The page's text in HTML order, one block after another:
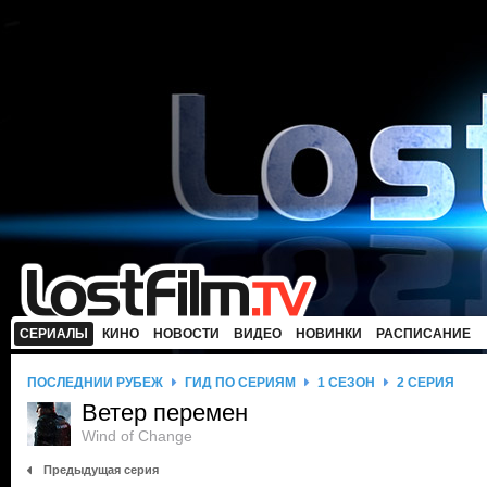
СЕРИАЛЫ КИНО НОВОСТИ ВИДЕО НОВИНКИ РАСПИСАНИЕ
ПОСЛЕДНИЙ РУБЕЖ ГИД ПО СЕРИЯМ 1 СЕЗОН 2 СЕРИЯ
Ветер перемен
Wind of Change
Предыдущая серия